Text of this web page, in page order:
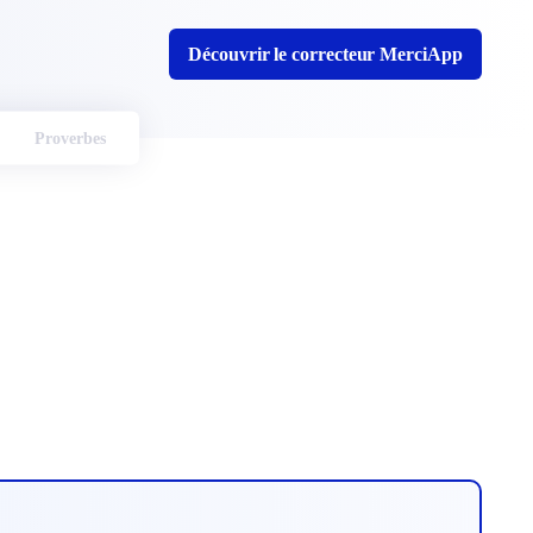
Découvrir le correcteur MerciApp
Proverbes